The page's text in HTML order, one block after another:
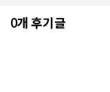
0개 후기글